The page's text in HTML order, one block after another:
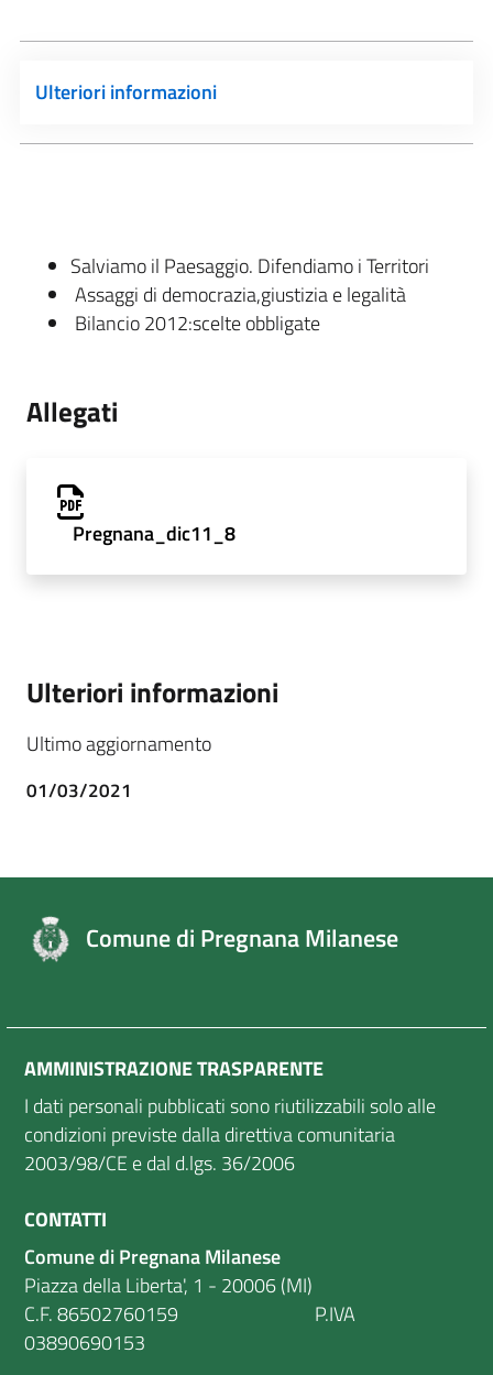
Ulteriori informazioni
Salviamo il Paesaggio. Difendiamo i Territori
Assaggi di democrazia,giustizia e legalità
Bilancio 2012:scelte obbligate
Allegati
Pregnana_dic11_8
Ulteriori informazioni
Ultimo aggiornamento
01/03/2021
Comune di Pregnana Milanese
AMMINISTRAZIONE TRASPARENTE
I dati personali pubblicati sono riutilizzabili solo alle
condizioni previste dalla direttiva comunitaria
2003/98/CE e dal d.lgs. 36/2006
CONTATTI
Comune di Pregnana Milanese
Piazza della Liberta', 1 - 20006 (MI)
C.F. 86502760159 P.IVA
03890690153